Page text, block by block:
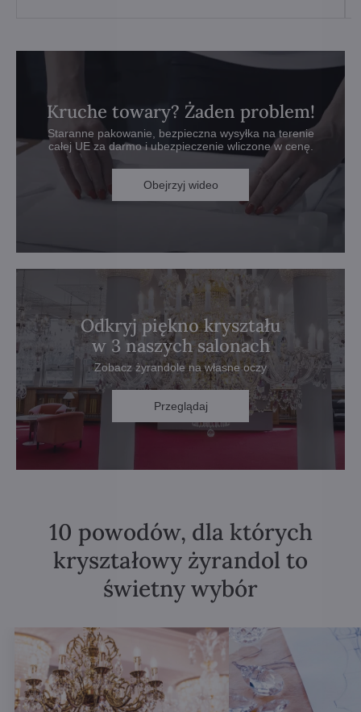
Kruche towary? Żaden problem!
Staranne pakowanie, bezpieczna wysyłka na terenie
całej UE za darmo i ubezpieczenie wliczone w cenę.
Obejrzyj wideo
Odkryj piękno kryształu
w 3 naszych salonach
Zobacz żyrandole na własne oczy
Przeglądaj
10 powodów, dla których
kryształowy żyrandol to
świetny wybór